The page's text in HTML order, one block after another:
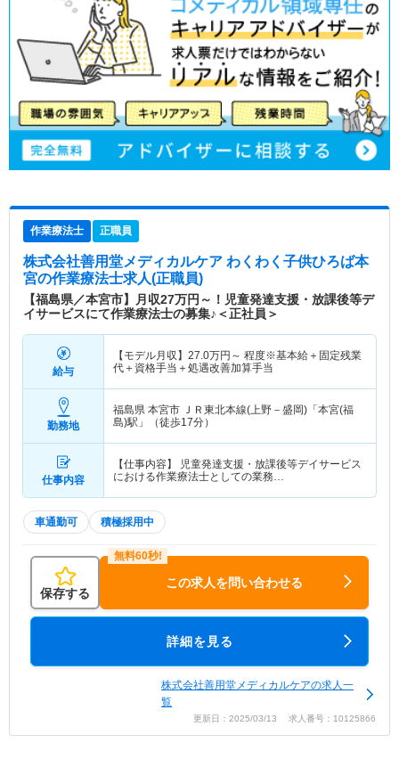
作業療法士 正職員
株式会社善用堂メディカルケア わくわく子供ひろば本
宮の作業療法士求人(正職員)
【福島県／本宮市】月収27万円～！児童発達支援・放課後等デ
イサービスにて作業療法士の募集♪＜正社員＞
給与
【モデル月収】 27.0万円～ 程度※基本給＋固定残業
代＋資格手当＋処遇改善加算手当
勤務地
福島県 本宮市 ＪＲ東北本線(上野－盛岡)「本宮(福
島)駅」（徒歩17分）
仕事内容
【仕事内容】 児童発達支援・放課後等デイサービス
における作業療法士としての業務…
車通勤可 積極採用中
保存する
この求人を問い合わせる
詳細を見る
株式会社善用堂メディカルケアの求人一
覧
更新日：2025/03/13 求人番号：10125866